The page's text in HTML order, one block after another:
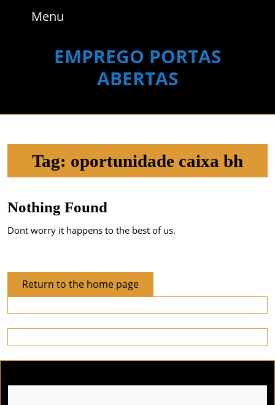
Menu
EMPREGO PORTAS
ABERTAS
Tag: oportunidade caixa bh
Nothing Found
Dont worry it happens to the best of us.
Return to the home pageReturn
to
the
home
page